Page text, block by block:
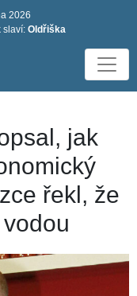
2026
slaví: Oldřiška
jak
řekl, že